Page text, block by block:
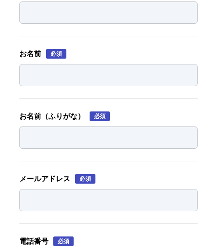
お名前 必須
お名前（ふりがな） 必須
メールアドレス 必須
電話番号 必須